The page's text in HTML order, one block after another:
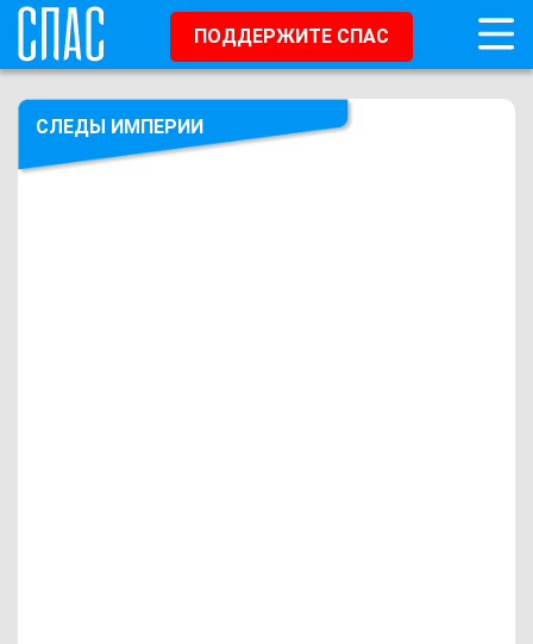
ПОДДЕРЖИТЕ СПАС
СЛЕДЫ ИМПЕРИИ